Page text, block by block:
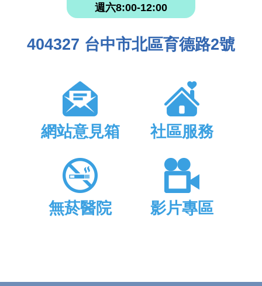
週六8:00-12:00
404327 台中市北區育德路2號
網站意見箱 社區服務
無菸醫院 影片專區